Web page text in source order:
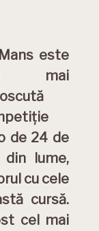
este
mai
de 24 de
din lume,
cu cele
cursă.
cel mai